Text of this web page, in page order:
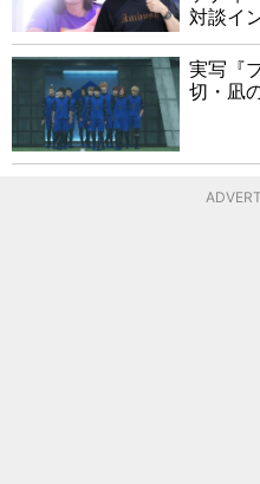
対談イ
実写『
切・凪